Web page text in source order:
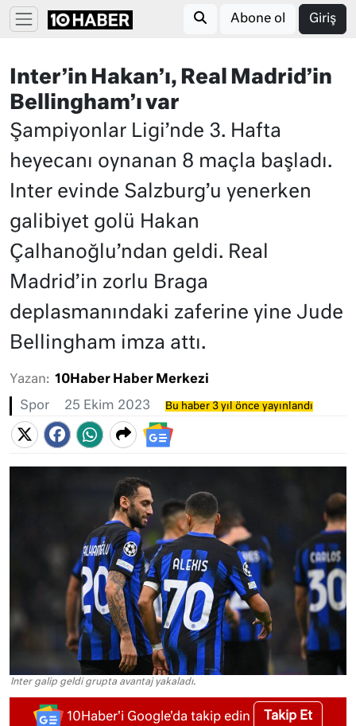
Abone ol Giriş
Inter’in Hakan’ı, Real Madrid’in
Bellingham’ı var
Şampiyonlar Ligi’nde 3. Hafta
heyecanı oynanan 8 maçla başladı.
Inter evinde Salzburg’u yenerken
galibiyet golü Hakan
Çalhanoğlu’ndan geldi. Real
Madrid’in zorlu Braga
deplasmanındaki zaferine yine Jude
Bellingham imza attı.
Yazan: 10Haber Haber Merkezi
Spor 25 Ekim 2023 Bu haber 3 yıl önce yayınlandı
Inter galip geldi grupta avantaj yakaladı.
10Haber'i Google'da takip edin Takip Et